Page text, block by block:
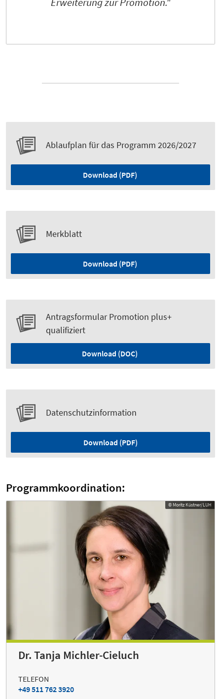
Ablaufplan für das Programm 2026/2027
Download (PDF)
Merkblatt
Download (PDF)
Antragsformular Promotion plus+
qualifiziert
Download (DOC)
Datenschutzinformation
Download (PDF)
Programmkoordination:
© Moritz Küstner/LUH
Dr. Tanja Michler-Cieluch
TELEFON
+49 511 762 3920